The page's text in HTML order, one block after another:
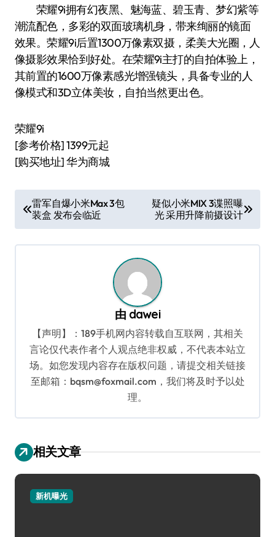
荣耀9i拥有幻夜黑、魅海蓝、碧玉青、梦幻紫等
潮流配色，多彩的双面玻璃机身，带来绚丽的镜面
效果。荣耀9i后置1300万像素双摄，柔美大光圈，人
像摄影效果恰到好处。在荣耀9i主打的自拍体验上，
其前置的1600万像素感光增强镜头，具备专业的人
像模式和3D立体美妆，自拍当然更出色。
荣耀9i
[参考价格] 1399元起
[购买地址] 华为商城
章
导
雷军自爆小米Max 3包
装盒 发布会临近
疑似小米MIX 3谍照曝
光 采用升降前摄设计
由 dawei
【声明】：189手机网内容转载自互联网，其相关
言论仅代表作者个人观点绝非权威，不代表本站立
场。如您发现内容存在版权问题，请提交相关链接
至邮箱：bqsm@foxmail.com，我们将及时予以处
理。
相关文章
新机曝光